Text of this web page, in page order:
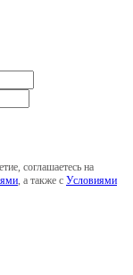
соглашаетесь на
, а также с Условиями